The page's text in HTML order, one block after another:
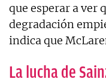
que esperar a ver
degradación
indica que
La lucha de